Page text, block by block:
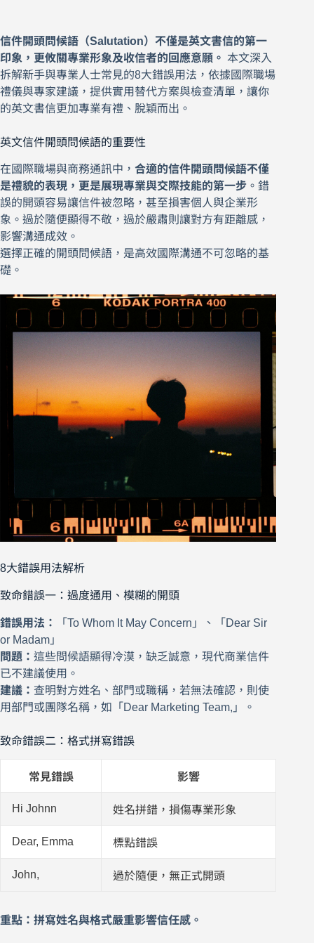
信件開頭問候語（Salutation）不僅是英文書信的第一
印象，更攸關專業形象及收信者的回應意願。 本文深入
拆解新手與專業人士常見的8大錯誤用法，依據國際職場
禮儀與專家建議，提供實用替代方案與檢查清單，讓你
的英文書信更加專業有禮、脫穎而出。
英文信件開頭問候語的重要性
在國際職場與商務通訊中， 合適的信件開頭問候語不僅
是禮貌的表現，更是展現專業與交際技能的第一步 。錯
誤的開頭容易讓信件被忽略，甚至損害個人與企業形
象。過於隨便顯得不敬，過於嚴肅則讓對方有距離感，
影響溝通成效。
選擇正確的開頭問候語，是高效國際溝通不可忽略的基
礎。
8大錯誤用法解析
致命錯誤一：過度通用、模糊的開頭
錯誤用法：
「To Whom It May Concern」、「Dear Sir
or Madam」
問題： 這些問候語顯得冷漠，缺乏誠意，現代商業信件
已不建議使用。
建議： 查明對方姓名、部門或職稱，若無法確認，則使
用部門或團隊名稱，如「Dear Marketing Team,」。
致命錯誤二：格式拼寫錯誤
常見錯誤 影響
Hi Johnn 姓名拼錯，損傷專業形象
Dear, Emma 標點錯誤
John, 過於隨便，無正式開頭
重點：拼寫姓名與格式嚴重影響信任感。